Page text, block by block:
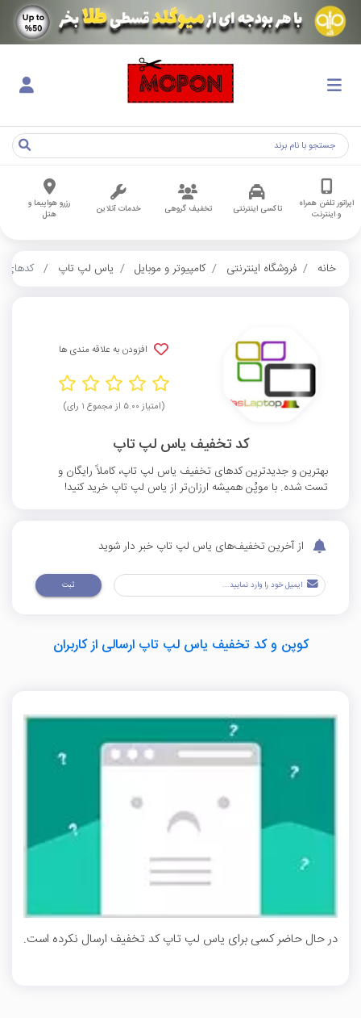
اپراتور تلفن همراه
و اینترنت
تاکسی اینترنتی تخفیف گروهی خدمات آنلاین
رزرو هواپیما و
هتل
خانه فروشگاه اینترنتی کامپیوتر و موبایل یاس لپ تاپ کدهای
افزودن به علاقه مندی ها
(امتیاز ۵.۰۰ از مجموع ۱ رای)
کد تخفیف یاس لپ تاپ
بهترین و جدیدترین کدهای تخفیف یاس لپ تاپ، کاملاً رایگان و
تست شده. با موپُن همیشه ارزان‌تر از یاس لپ تاپ خرید کنید!
از آخرین تخفیف‌های یاس لپ تاپ خبر دار شوید
ثبت
کوپن و کد تخفیف یاس لپ تاپ ارسالی از کاربران
در حال حاضر کسی برای یاس لپ تاپ کد تخفیف ارسال نکرده است.